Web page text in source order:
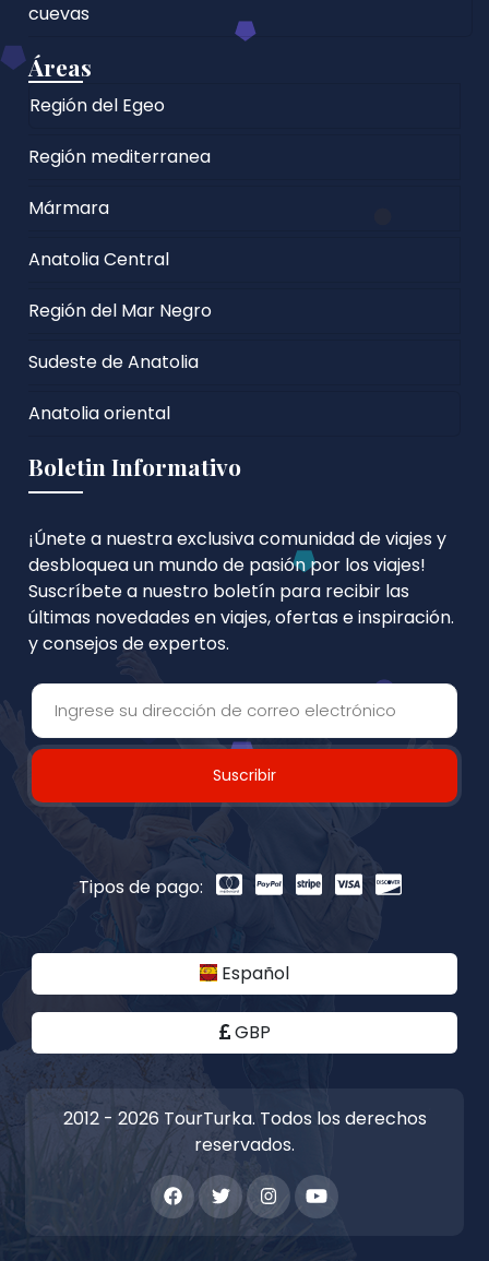
cuevas
Áreas
Región del Egeo
Región mediterranea
Mármara
Anatolia Central
Región del Mar Negro
Sudeste de Anatolia
Anatolia oriental
Boletin Informativo
¡Únete a nuestra exclusiva comunidad de viajes y
desbloquea un mundo de pasión por los viajes!
Suscríbete a nuestro boletín para recibir las
últimas novedades en viajes, ofertas e inspiración.
y consejos de expertos.
Suscribir
Tipos de pago:
Español
GBP
2012 - 2026 TourTurka. Todos los derechos
reservados.